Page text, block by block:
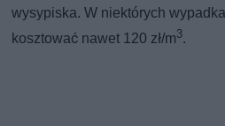
wysypiska. W niektórych
kosztować nawet 120 zł/m3.